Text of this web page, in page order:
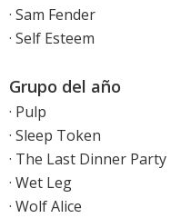
· Sam Fender
· Self Esteem
Grupo del año
· Pulp
· Sleep Token
· The Last Dinner Party
· Wet Leg
· Wolf Alice